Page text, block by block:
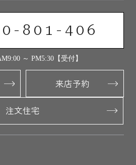
801-406
～ PM5:30【受付】
来店予約
注文住宅